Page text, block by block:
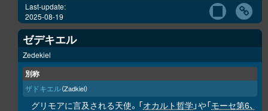
Last-update:
2025-08-19
ゼデキエル
Zedekiel
別称
ザドキエル（Zadkiel）
グリモアに言及される天使。「オカルト哲学」や「モーセ第6、